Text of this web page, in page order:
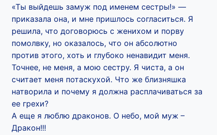
«Ты выйдешь замуж под именем сестры!» —
приказала она, и мне пришлось согласиться. Я
решила, что договорюсь с женихом и порву
помолвку, но оказалось, что он абсолютно
против этого, хоть и глубоко ненавидит меня.
Точнее, не меня, а мою сестру. Я чиста, а он
считает меня потаскухой. Что же близняшка
натворила и почему я должна расплачиваться за
ее грехи?
А еще я люблю драконов. О небо, мой муж –
Дракон!!!